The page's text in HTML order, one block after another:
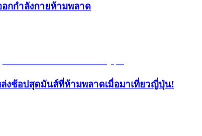
กกำลังกายห้ามพลาด
งช้อปสุดมันส์ที่ห้ามพลาดเมื่อมาเที่ยวญี่ปุ่น!